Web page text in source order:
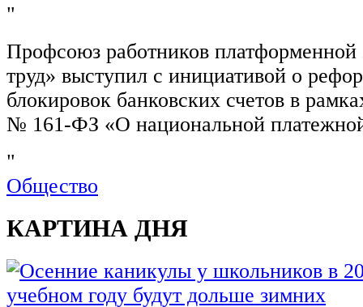
"
Профсоюз работников
труд» выступил с инициативой о
блокировок банковских счетов в
№ 161-ФЗ «О национальной
"
Общество
КАРТИНА ДНЯ